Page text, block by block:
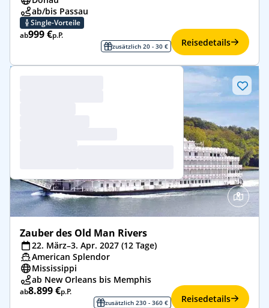
ab/bis Passau
Single-Vorteile
ab999 €p.P.
zusätzlich 20 - 30 € Reisedetails
Zauber des Old Man Rivers
22. März–3. Apr. 2027 (12 Tage)
American Splendor
Mississippi
ab New Orleans bis Memphis
ab8.899 €p.P.
zusätzlich 230 - 360 € Reisedetails